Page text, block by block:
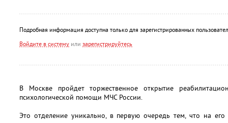
Подробная информация доступна только для зарегистрированных
Войдите в систему или зарегистрируйтесь
В Москве пройдет торжественное открытие
психологической помощи МЧС России.
Это отделение уникально, в первую очередь тем, что на